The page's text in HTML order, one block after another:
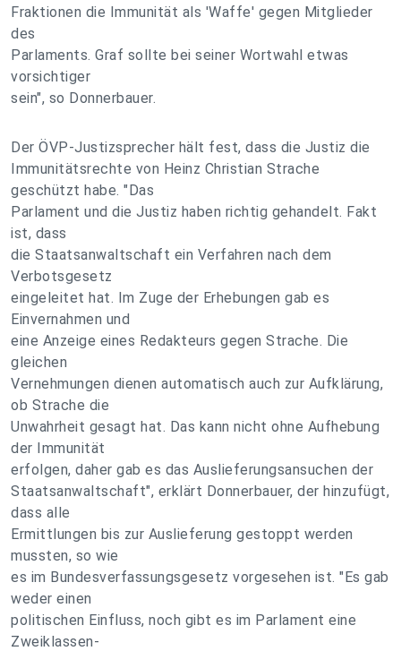
Fraktionen die Immunität als 'Waffe' gegen Mitglieder
des
Parlaments. Graf sollte bei seiner Wortwahl etwas
vorsichtiger
sein", so Donnerbauer.
Der ÖVP-Justizsprecher hält fest, dass die Justiz die
Immunitätsrechte von Heinz Christian Strache
geschützt habe. "Das
Parlament und die Justiz haben richtig gehandelt. Fakt
ist, dass
die Staatsanwaltschaft ein Verfahren nach dem
Verbotsgesetz
eingeleitet hat. Im Zuge der Erhebungen gab es
Einvernahmen und
eine Anzeige eines Redakteurs gegen Strache. Die
gleichen
Vernehmungen dienen automatisch auch zur Aufklärung,
ob Strache die
Unwahrheit gesagt hat. Das kann nicht ohne Aufhebung
der Immunität
erfolgen, daher gab es das Auslieferungsansuchen der
Staatsanwaltschaft", erklärt Donnerbauer, der hinzufügt,
dass alle
Ermittlungen bis zur Auslieferung gestoppt werden
mussten, so wie
es im Bundesverfassungsgesetz vorgesehen ist. "Es gab
weder einen
politischen Einfluss, noch gibt es im Parlament eine
Zweiklassen-